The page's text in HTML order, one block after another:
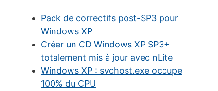
Pack de correctifs post-SP3 pour
Windows XP
Créer un CD Windows XP SP3+
totalement mis à jour avec nLite
Windows XP : svchost.exe occupe
100% du CPU